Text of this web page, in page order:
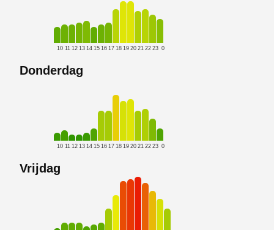
10 11 12 13 14 15 16 17 18 19 20 21 22 23 0
Donderdag
10 11 12 13 14 15 16 17 18 19 20 21 22 23 0
Vrijdag